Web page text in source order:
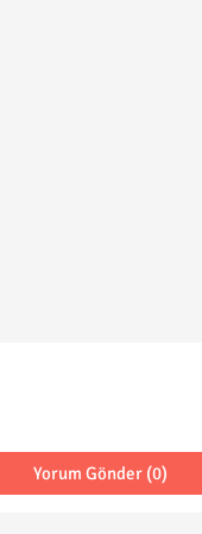
Yorum Gönder (0)